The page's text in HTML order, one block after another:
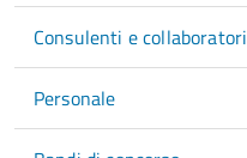
Consulenti e collaboratori
Personale